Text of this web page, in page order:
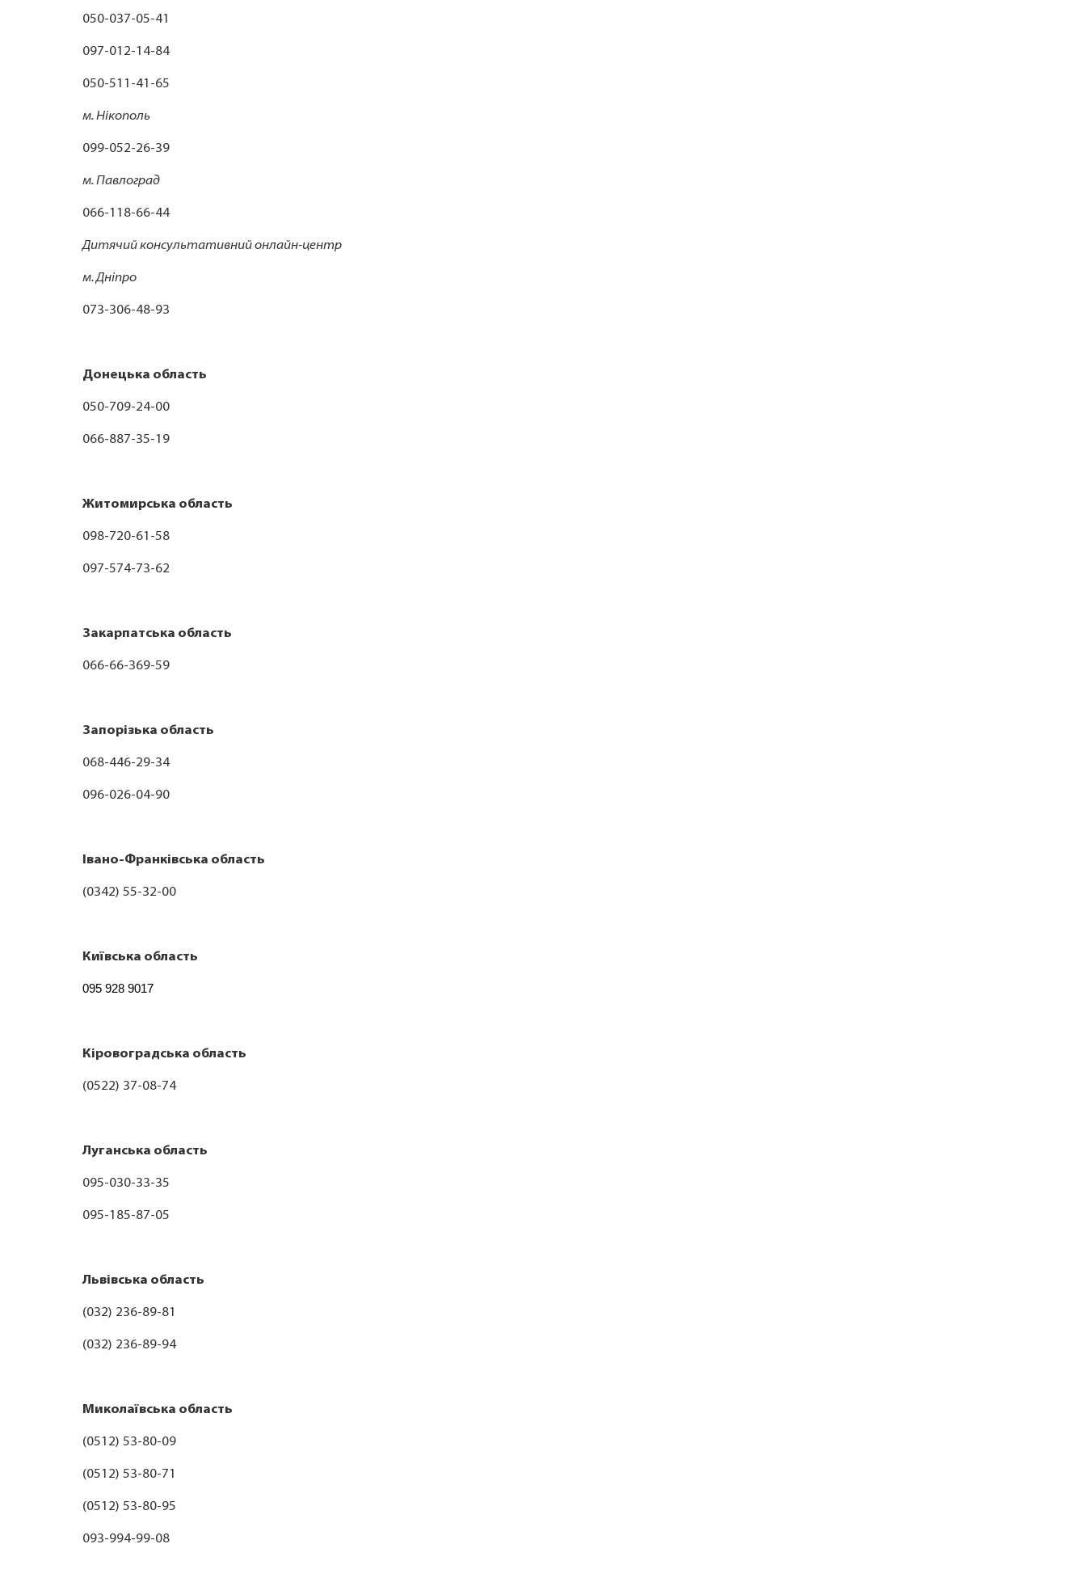
050-037-05-41
097-012-14-84
050-511-41-65
м. Нікополь
099-052-26-39
м. Павлоград
066-118-66-44
Дитячий консультативний онлайн-центр
м. Дніпро
073-306-48-93
Донецька область
050-709-24-00
066-887-35-19
Житомирська область
098-720-61-58
097-574-73-62
Закарпатська область
066-66-369-59
Запорізька область
068-446-29-34
096-026-04-90
Івано-Франківська область
(0342) 55-32-00
Київська область
095 928 9017
Кіровоградська область
(0522) 37-08-74
Луганська область
095-030-33-35
095-185-87-05
Львівська область
(032) 236-89-81
(032) 236-89-94
Миколаївська область
(0512) 53-80-09
(0512) 53-80-71
(0512) 53-80-95
093-994-99-08